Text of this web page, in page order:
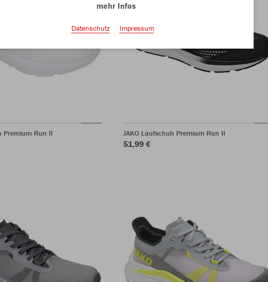
Premium Run II JAKO Laufschuh Premium Run II
51,99 €
mehr Infos
Datenschutz Impressum